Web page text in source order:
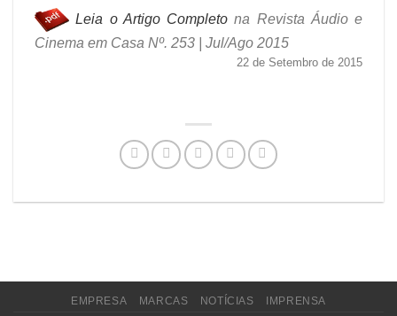
Leia o Artigo Completo na Revista Áudio e
Cinema em Casa Nº. 253 | Jul/Ago 2015
22 de Setembro de 2015
EMPRESA MARCAS NOTÍCIAS IMPRENSA